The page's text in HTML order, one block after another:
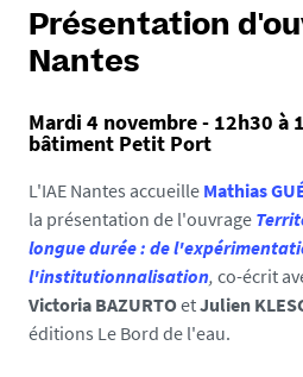
l
s
e
a
s
e
Présentation
Nantes
Mardi 4 novembre - 12h30 à
bâtiment Petit Port
L'IAE Nantes accueille Mathias
la présentation de l'ouvrage
longue durée : de
l'institutionnalisation, co-écrit
Victoria BAZURTOetJulien
éditions Le Bord de l'eau.